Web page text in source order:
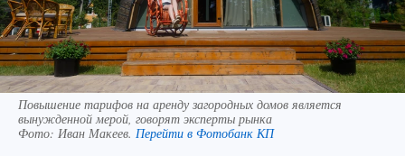
Повышение тарифов на аренду загородных домов является
вынужденной мерой, говорят эксперты рынка
Фото: Иван Макеев. Перейти в Фотобанк КП